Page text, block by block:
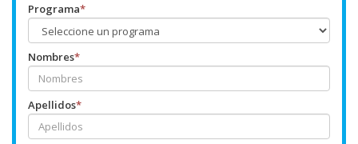
Programa*
Nombres*
Apellidos*